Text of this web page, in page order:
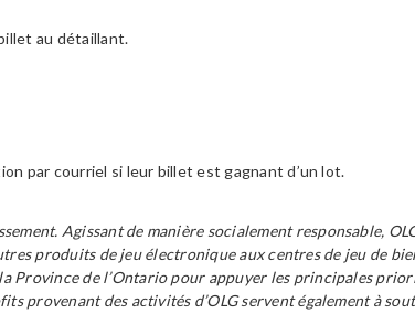
au détaillant.
par courriel si leur billet est gagnant d’un lot.
Agissant de manière socialement responsable,
produits de jeu électronique aux centres de jeu de
de l’Ontario pour appuyer les principales
provenant des activités d’OLG servent également à